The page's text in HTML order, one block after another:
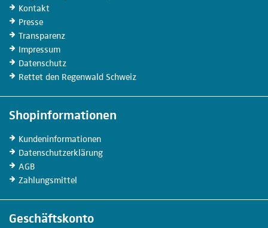
Kontakt
Presse
Transparenz
Impressum
Datenschutz
Rettet den Regenwald Schweiz
Shopinformationen
Kunden­informationen
Datenschutz­erklärung
AGB
Zahlungs­mittel
Geschäftskonto